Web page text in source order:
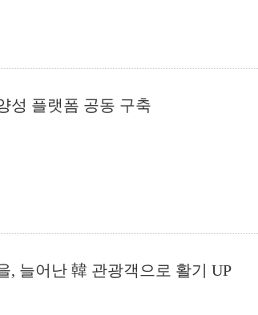
성 플랫폼 공동 구축
, 늘어난 韓 관광객으로 활기 UP